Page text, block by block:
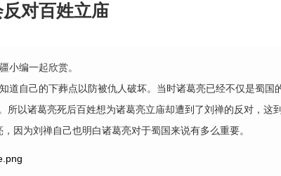
对百姓立庙
编一起欣赏。
自己的下葬点以防被仇人破坏。当时诸葛亮已经不仅是蜀国
以诸葛亮死后百姓想为诸葛亮立庙却遭到了刘禅的反对，这
因为刘禅自己也明白诸葛亮对于蜀国来说有多么重要。